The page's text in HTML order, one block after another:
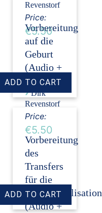
Revenstorf
Price:
€5.50
Vorbereitung
auf die
Geburt
(Audio +
Transkript)
› Dirk
Revenstorf
Price:
€5.50
Vorbereitung
des
Transfers
für die
Invitrofertilisation
(Audio +